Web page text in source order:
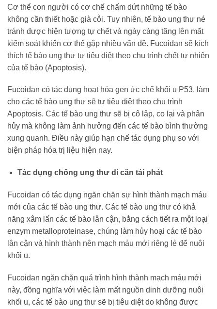
Cơ thể con người có cơ chế chấm dứt những tế bào
không cần thiết hoặc già cỗi. Tuy nhiên, tế bào ung thư né
tránh được hiện tượng tự chết và ngày càng tăng lên mất
kiểm soát khiến cơ thể gặp nhiều vấn đề. Fucoidan sẽ kích
thích tế bào ung thư tự tiêu diệt theo chu trình chết tự nhiên
của tế bào (Apoptosis).
Fucoidan có tác dụng hoạt hóa gen ức chế khối u P53, làm
cho các tế bào ung thư sẽ tự tiêu diệt theo chu trình
Apoptosis. Các tế bào ung thư sẽ bị cô lập, co lại và phân
hủy mà không làm ảnh hưởng đến các tế bào bình thường
xung quanh. Điều này giúp hạn chế tác dụng phụ so với
biện pháp hóa trị liệu hiện nay.
Tác dụng chống ung thư di căn tái phát
Fucoidan có tác dụng ngăn chặn sự hình thành mạch máu
mới của các tế bào ung thư. Các tế bào ung thư có khả
năng xâm lấn các tế bào lân cận, bằng cách tiết ra một loại
enzym metalloproteinase, chúng làm hủy hoại các tế bào
lân cận và hình thành nên mạch máu mới riêng lẻ để nuôi
khối u.
Fucoidan ngăn chặn quá trình hình thành mạch máu mới
này, đồng nghĩa với việc làm mất nguồn dinh dưỡng nuôi
khối u, các tế bào ung thư sẽ bị tiêu diệt do không được